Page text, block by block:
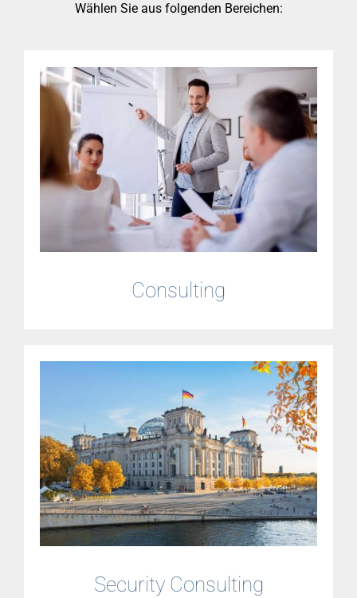
Wählen Sie aus folgenden Bereichen:
Consulting
Security Consulting